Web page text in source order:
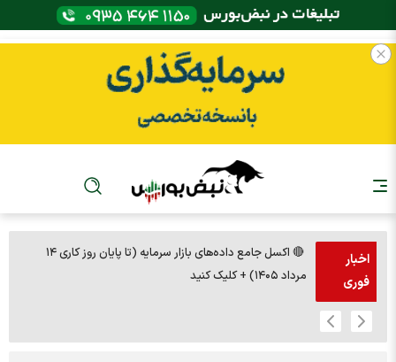
اخبار
فوری
🔴 اکسل جامع داده‌های بازار سرمایه (تا پایان روز کاری ۱۴
مرداد ۱۴۰۵) + کلیک کنید